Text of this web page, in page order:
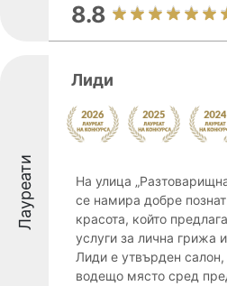
8.8
Лауреати
Лиди
На улица
се намира добре
красота, който
услуги за лична грижа
Лиди е утвърден салон,
водещо място сред